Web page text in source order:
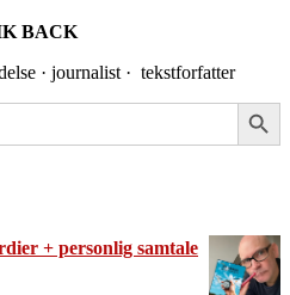
BACK
· journalist · tekstforfatter
Search Button
+ personlig samtale